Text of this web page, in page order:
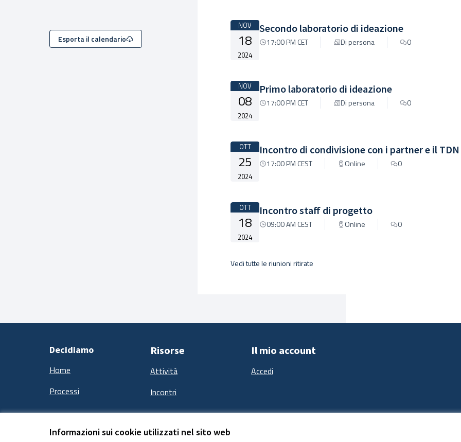
Informazioni sui cookie utilizzati nel sito web
Esporta il calendario
NOV
18
2024
Secondo laboratorio di ideazione
17:00 PM CET Di persona 0
NOV
08
2024
Primo laboratorio di ideazione
17:00 PM CET Di persona 0
OTT
25
2024
Incontro di condivisione con i partner e il TDN
17:00 PM CEST Online 0
OTT
18
2024
Incontro staff di progetto
09:00 AM CEST Online 0
Vedi tutte le riunioni ritirate
Decidiamo
Home
Processi
Risorse
Attività
Incontri
Il mio account
Accedi